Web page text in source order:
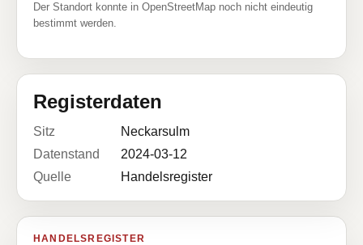
Der Standort konnte in OpenStreetMap noch nicht eindeutig
bestimmt werden.
Registerdaten
Sitz
Neckarsulm
Datenstand
2024-03-12
Quelle
Handelsregister
HANDELSREGISTER